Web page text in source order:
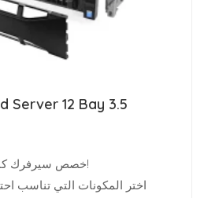
Server 12 Bay 3.5
خصص سيرفرك كما تشاء، ودع الباقي علينا!
اختر المكونات التي تناسب